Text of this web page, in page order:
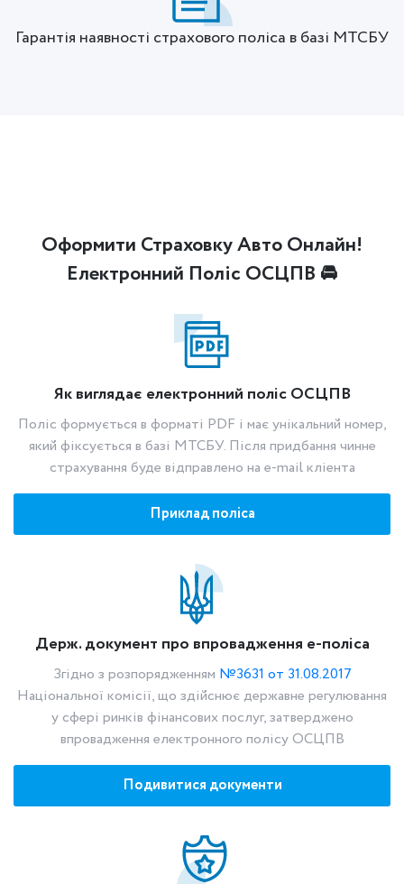
Гарантія наявності страхового поліса в базі МТСБУ
Оформити Страховку Авто Онлайн!
Електронний Поліс ОСЦПВ 🚘
Як виглядає електронний поліс ОСЦПВ
Поліс формується в форматі PDF і має унікальний номер,
який фіксується в базі МТСБУ. Після придбання чинне
страхування буде відправлено на e-mail кліента
Приклад поліса
Держ. документ про впровадження е-поліса
Згідно з розпорядженням №3631 от 31.08.2017
Національної комісії, що здійснює державне регулювання
у сфері ринків фінансових послуг, затверджено
впровадження електронного полісу ОСЦПВ
Подивитися документи